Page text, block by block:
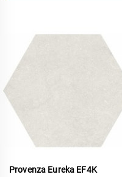
Provenza Eureka EF4K